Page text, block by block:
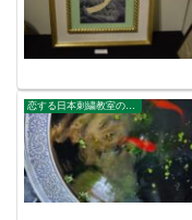
恋する日本刺繍教室のブログ